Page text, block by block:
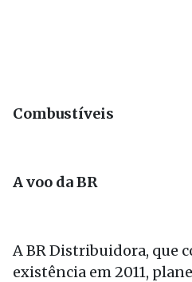
Combustíveis
A voo da BR
A BR Distribuidora, que
existência em 2011,